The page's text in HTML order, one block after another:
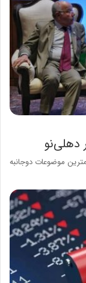
دهلی‌نو
موضوعات دوجانبه